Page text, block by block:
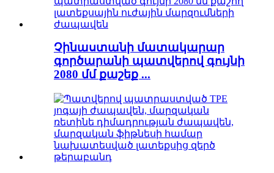
Չինաստանի մատակարար
գործարանի պատվերով գույնի
2080 մմ քաշեք ...